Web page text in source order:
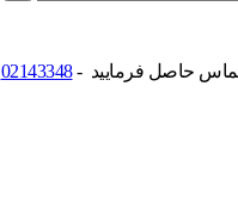
تماس حاصل فرمایید -02143348